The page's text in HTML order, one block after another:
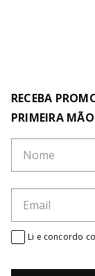
RECEBA
PRIMEIRA
Li e concordo